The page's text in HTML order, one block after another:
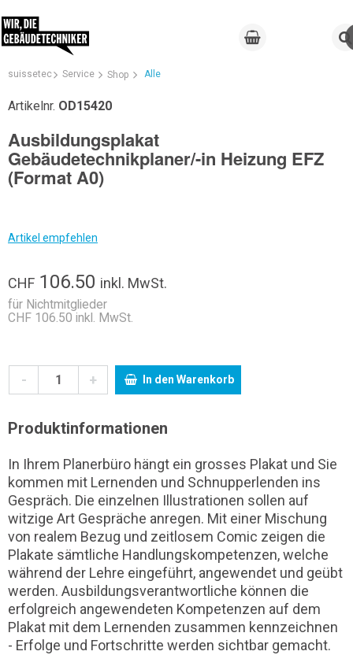
suissetec Service Shop Alle
Artikelnr. OD15420
Ausbildungsplakat
Gebäudetechnikplaner/-in Heizung EFZ
(Format A0)
Artikel empfehlen
CHF 106.50 inkl. MwSt.
für Nichtmitglieder
CHF 106.50 inkl. MwSt.
- + In den Warenkorb
Produktinformationen
In Ihrem Planerbüro hängt ein grosses Plakat und Sie
kommen mit Lernenden und Schnupperlenden ins
Gespräch. Die einzelnen Illustrationen sollen auf
witzige Art Gespräche anregen. Mit einer Mischung
von realem Bezug und zeitlosem Comic zeigen die
Plakate sämtliche Handlungskompetenzen, welche
während der Lehre eingeführt, angewendet und geübt
werden. Ausbildungsverantwortliche können die
erfolgreich angewendeten Kompetenzen auf dem
Plakat mit dem Lernenden zusammen kennzeichnen
- Erfolge und Fortschritte werden sichtbar gemacht.